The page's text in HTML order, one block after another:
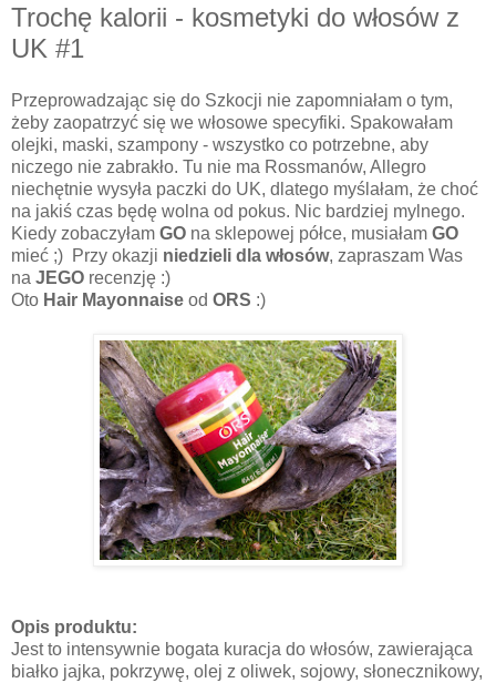
Trochę kalorii - kosmetyki do włosów z
UK #1
Przeprowadzając się do Szkocji nie zapomniałam o tym,
żeby zaopatrzyć się we włosowe specyfiki. Spakowałam
olejki, maski, szampony - wszystko co potrzebne, aby
niczego nie zabrakło. Tu nie ma Rossmanów, Allegro
niechętnie wysyła paczki do UK, dlatego myślałam, że choć
na jakiś czas będę wolna od pokus. Nic bardziej mylnego.
Kiedy zobaczyłam GO na sklepowej półce, musiałam GO
mieć ;) Przy okazji niedzieli dla włosów, zapraszam Was
na JEGO recenzję :)
Oto Hair Mayonnaise od ORS :)
Opis produktu:
Jest to intensywnie bogata kuracja do włosów, zawierająca
białko jajka, pokrzywę, olej z oliwek, sojowy, słonecznikowy,